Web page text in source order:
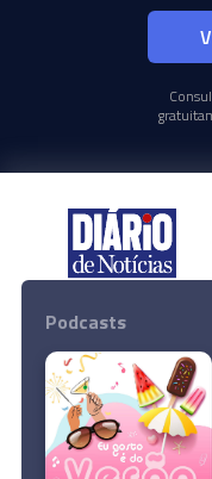
Podcasts